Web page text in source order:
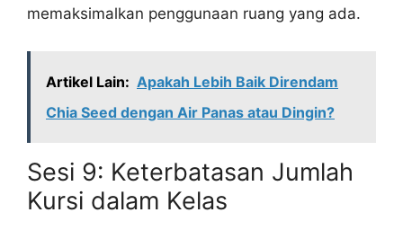
memaksimalkan penggunaan ruang yang ada.
Artikel Lain: Apakah Lebih Baik Direndam
Chia Seed dengan Air Panas atau Dingin?
Sesi 9: Keterbatasan Jumlah
Kursi dalam Kelas